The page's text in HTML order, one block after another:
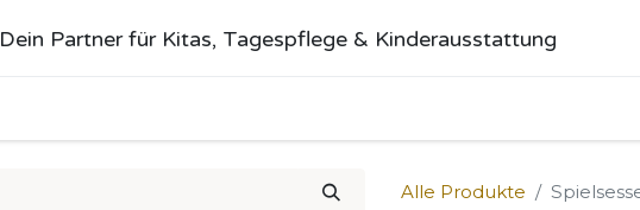
Dein Partner für Kitas, Tagespflege & Kinderausstattung
Alle Produkte